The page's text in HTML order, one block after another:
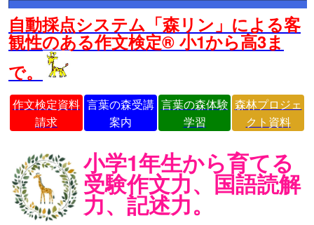
自動採点システム「森リン」による客
観性のある作文検定® 小1から高3ま
で。
作文検定資料
請求
言葉の森受講
案内
言葉の森体験
学習
森林プロジェ
クト資料
小学1年生から育てる
受験作文力、国語読解
力、記述力。